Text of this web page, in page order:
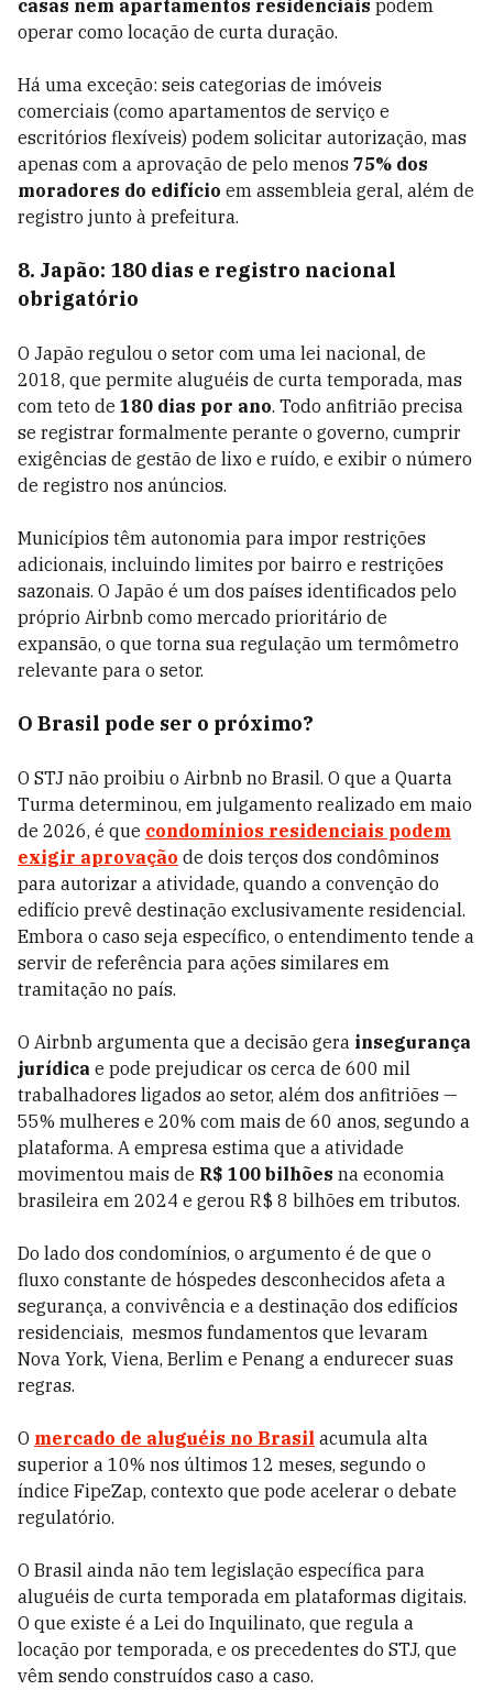
casas nem apartamentos residenciais podem
operar como locação de curta duração.
Há uma exceção: seis categorias de imóveis
comerciais (como apartamentos de serviço e
escritórios flexíveis) podem solicitar autorização, mas
apenas com a aprovação de pelo menos 75% dos
moradores do edifício em assembleia geral, além de
registro junto à prefeitura.
8. Japão: 180 dias e registro nacional
obrigatório
O Japão regulou o setor com uma lei nacional, de
2018, que permite aluguéis de curta temporada, mas
com teto de 180 dias por ano. Todo anfitrião precisa
se registrar formalmente perante o governo, cumprir
exigências de gestão de lixo e ruído, e exibir o número
de registro nos anúncios.
Municípios têm autonomia para impor restrições
adicionais, incluindo limites por bairro e restrições
sazonais. O Japão é um dos países identificados pelo
próprio Airbnb como mercado prioritário de
expansão, o que torna sua regulação um termômetro
relevante para o setor.
O Brasil pode ser o próximo?
O STJ não proibiu o Airbnb no Brasil. O que a Quarta
Turma determinou, em julgamento realizado em maio
de 2026, é que condomínios residenciais podem
exigir aprovação de dois terços dos condôminos
para autorizar a atividade, quando a convenção do
edifício prevê destinação exclusivamente residencial.
Embora o caso seja específico, o entendimento tende a
servir de referência para ações similares em
tramitação no país.
O Airbnb argumenta que a decisão gera insegurança
jurídica e pode prejudicar os cerca de 600 mil
trabalhadores ligados ao setor, além dos anfitriões —
55% mulheres e 20% com mais de 60 anos, segundo a
plataforma. A empresa estima que a atividade
movimentou mais de R$ 100 bilhões na economia
brasileira em 2024 e gerou R$ 8 bilhões em tributos.
Do lado dos condomínios, o argumento é de que o
fluxo constante de hóspedes desconhecidos afeta a
segurança, a convivência e a destinação dos edifícios
residenciais, mesmos fundamentos que levaram
Nova York, Viena, Berlim e Penang a endurecer suas
regras.
O mercado de aluguéis no Brasil acumula alta
superior a 10% nos últimos 12 meses, segundo o
índice FipeZap, contexto que pode acelerar o debate
regulatório.
O Brasil ainda não tem legislação específica para
aluguéis de curta temporada em plataformas digitais.
O que existe é a Lei do Inquilinato, que regula a
locação por temporada, e os precedentes do STJ, que
vêm sendo construídos caso a caso.